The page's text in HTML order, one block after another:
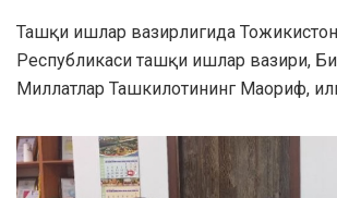
Ташқи ишлар вазирлигида Тожикистон
Республикаси ташқи ишлар вазири,
Миллатлар Ташкилотининг Маориф,